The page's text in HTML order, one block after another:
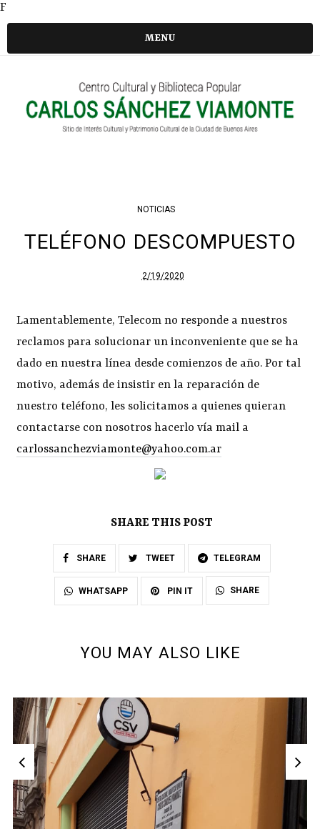
F
MENU
NOTICIAS
TELÉFONO DESCOMPUESTO
2/19/2020
Lamentablemente, Telecom no responde a nuestros
reclamos para solucionar un inconveniente que se ha
dado en nuestra línea desde comienzos de año. Por tal
motivo, además de insistir en la reparación de
nuestro teléfono, les solicitamos a quienes quieran
contactarse con nosotros hacerlo vía mail a
carlossanchezviamonte@yahoo.com.ar
SHARE THIS POST
SHARE TWEET TELEGRAM
WHATSAPP PIN IT SHARE
YOU MAY ALSO LIKE